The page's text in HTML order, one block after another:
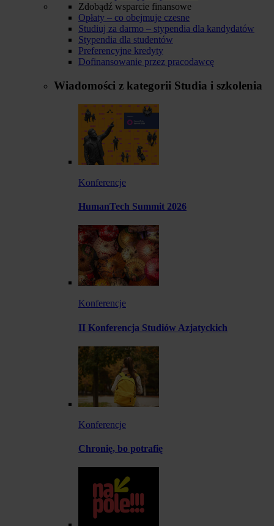
Zdobądź wsparcie finansowe
Opłaty – co obejmuje czesne
Studiuj za darmo – stypendia dla kandydatów
Stypendia dla studentów
Preferencyjne kredyty
Dofinansowanie przez pracodawcę
Wiadomości z kategorii Studia i szkolenia
Konferencje
HumanTech Summit 2026
Konferencje
II Konferencja Studiów Azjatyckich
Konferencje
Chronię, bo potrafię